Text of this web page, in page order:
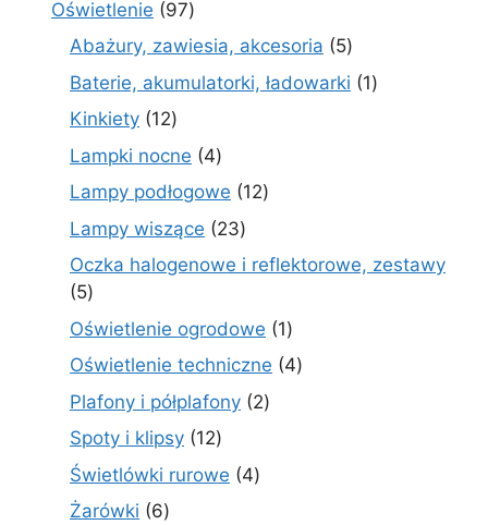
Oświetlenie 9797
produktów
Abażury, zawiesia, akcesoria 55
produktów
Baterie, akumulatorki, ładowarki 11
Kinkiety 1212
produktów
Lampki nocne 44
produkty
Lampy podłogowe 1212
Lampy wiszące 2323
produkty
Oczka halogenowe i reflektorowe, zestawy
55
produktów
Oświetlenie ogrodowe 11
produkt
Oświetlenie techniczne 44
Plafony i półplafony 22
Spoty i klipsy 1212
produktów
Świetlówki rurowe 44
Żarówki 66